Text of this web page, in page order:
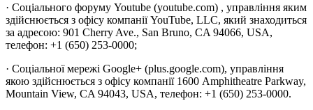
· Соціального форуму Youtube (youtube.com) , управління яким
здійснюється з офісу компанії YouTube, LLC, який знаходиться
за адресою: 901 Cherry Ave., San Bruno, CA 94066, USA,
телефон: +1 (650) 253-0000;
· Соціальної мережі Google+ (plus.google.com), управління
якою здійснюється з офісу компанії 1600 Amphitheatre Parkway,
Mountain View, CA 94043, USA, телефон: +1 (650) 253-0000.